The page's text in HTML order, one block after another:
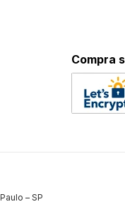
Compra
– SP